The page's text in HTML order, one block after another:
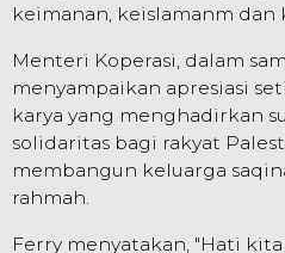
keimanan, keislamanm dan
Menteri Koperasi, dalam
menyampaikan apresiasi
karya yang menghadirkan
solidaritas bagi rakyat
membangun keluarga
rahmah.
Ferry menyatakan, "Hati